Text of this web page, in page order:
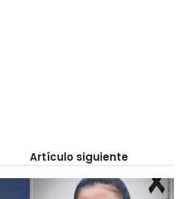
Artículo siguiente